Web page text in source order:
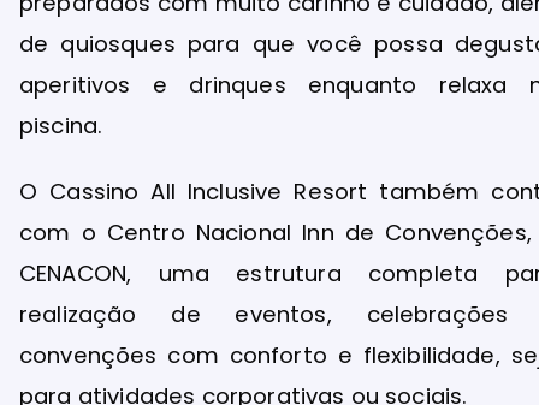
de quiosques para que você possa
aperitivos e drinques enquanto relaxa
piscina.
O Cassino All Inclusive Resort também
com o Centro Nacional Inn de
CENACON, uma estrutura completa
realização de eventos, celebrações
convenções com conforto e flexibilidade,
para atividades corporativas ou sociais.